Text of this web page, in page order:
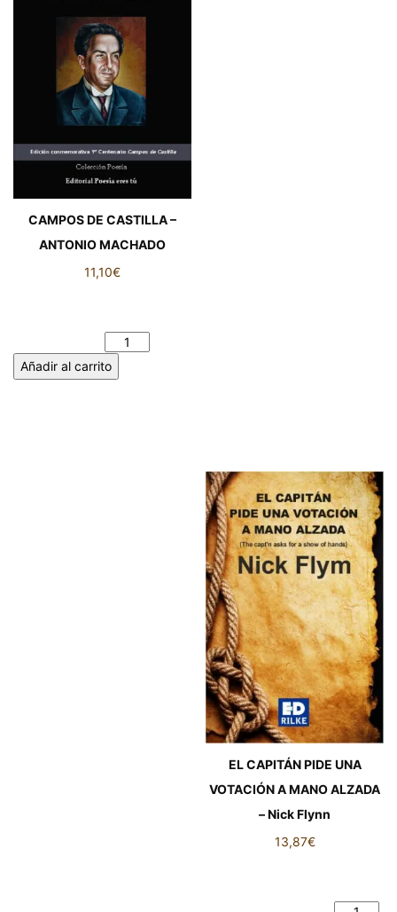
CAMPOS DE CASTILLA –
ANTONIO MACHADO
11,10€
Añadir al carrito
EL CAPITÁN PIDE UNA
VOTACIÓN A MANO ALZADA
– Nick Flynn
13,87€